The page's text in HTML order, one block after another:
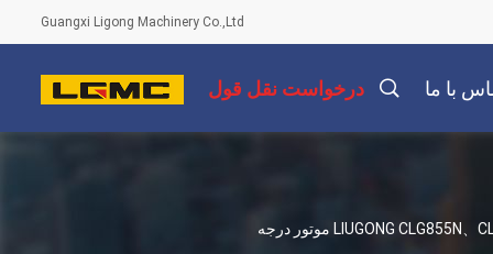
Guangxi Ligong Machinery Co.,Ltd
با ما درخواست نقل قول
SP177704 پمپ آب برای بارگذاری چرخ LIUGONG CLG855N、CLG856、CLG856H、CLG850H、CLG853H موتور درجه